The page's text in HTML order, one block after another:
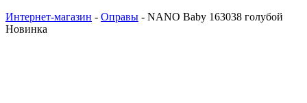
Интернет-магазин - Оправы - NANO Baby 163038 голубой
Новинка